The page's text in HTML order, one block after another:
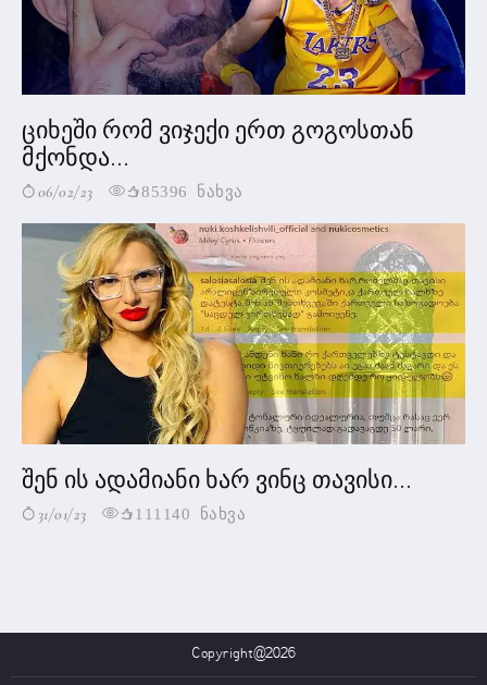
ციხეში რომ ვიჯექი ერთ გოგოსთან
მქონდა...
06/02/23 85396 ნახვა
შენ ის ადამიანი ხარ ვინც თავისი...
31/01/23 111140 ნახვა
Copyright@2026